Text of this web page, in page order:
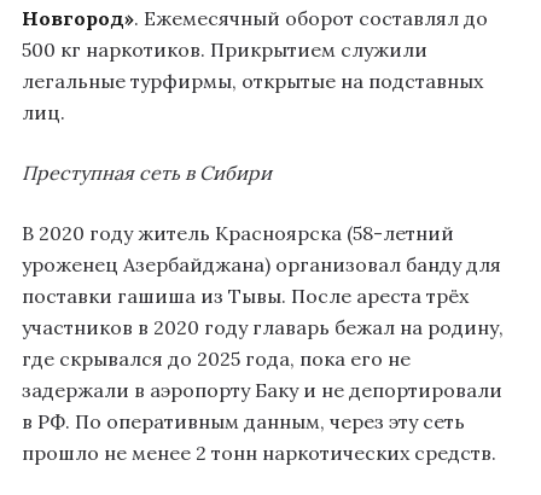
Новгород». Ежемесячный оборот составлял до
500 кг наркотиков. Прикрытием служили
легальные турфирмы, открытые на подставных
лиц.
Преступная сеть в Сибири
В 2020 году житель Красноярска (58-летний
уроженец Азербайджана) организовал банду для
поставки гашиша из Тывы. После ареста трёх
участников в 2020 году главарь бежал на родину,
где скрывался до 2025 года, пока его не
задержали в аэропорту Баку и не депортировали
в РФ. По оперативным данным, через эту сеть
прошло не менее 2 тонн наркотических средств.